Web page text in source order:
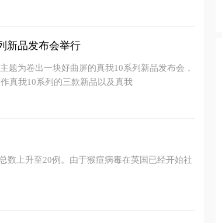
新品发布会举行
题为卷出一块好曲屏的真我10系列新品发布会，
真我10系列的三款新品以及真我
数上升至20例。由于猴痘病毒在英国已经开始社